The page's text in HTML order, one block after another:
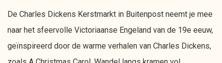
De Charles Dickens Kerstmarkt in Buitenpost neemt je mee
naar het sfeervolle Victoriaanse Engeland van de 19e eeuw,
geïnspireerd door de warme verhalen van Charles Dickens,